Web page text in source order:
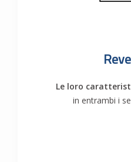
Le loro
in entrambi i